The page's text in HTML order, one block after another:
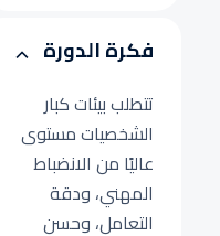
فكرة الدورة
تتطلب بيئات كبار
الشخصيات مستوى
عاليًا من الانضباط
المهني، ودقة
التعامل، وحسن